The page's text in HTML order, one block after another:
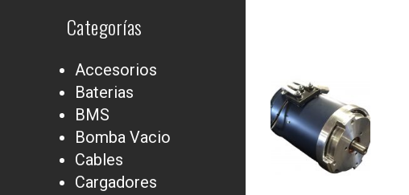
Categorías
Accesorios
Baterias
BMS
Bomba Vacio
Cables
Cargadores